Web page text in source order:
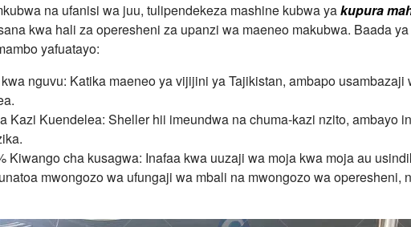
na ufanisi wa juu, tulipendekeza mashine kubwa yakupura
kwa hali za operesheni za upanzi wa maeneo makubwa. Baada
yafuatayo:
nguvu: Katika maeneo ya vijijini ya Tajikistan, ambapo
Kazi Kuendelea: Sheller hii imeundwa na chuma-kazi nzito, ambayo
Kiwango cha kusagwa: Inafaa kwa uuzaji wa moja kwa moja au
mwongozo wa ufungaji wa mbali na mwongozo wa